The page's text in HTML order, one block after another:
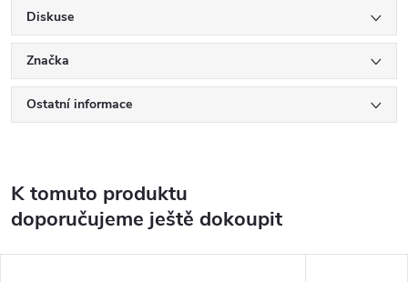
Diskuse
Značka
Ostatní informace
K tomuto produktu
doporučujeme ještě dokoupit